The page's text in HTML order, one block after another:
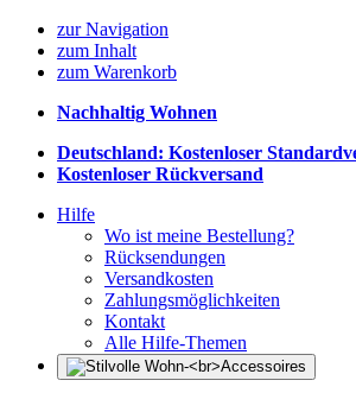
zur Navigation
zum Inhalt
zum Warenkorb
Nachhaltig Wohnen
Deutschland: Kostenloser
Kostenloser Rückversand
Hilfe
Wo ist meine Bestellung?
Rücksendungen
Versandkosten
Zahlungsmöglichkeiten
Kontakt
Alle Hilfe-Themen